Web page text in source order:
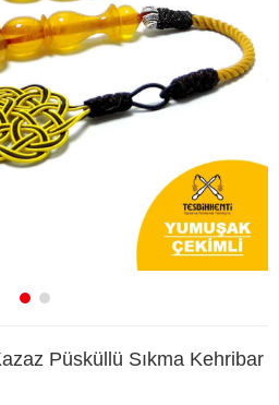
Püsküllü Sıkma Kehribar